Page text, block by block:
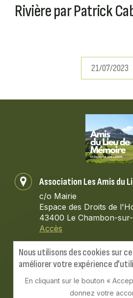
Rivière par Patrick
21/07/2023
Association Les Amis du
c/o Mairie
Espace des Droits de
43400 Le Chambon-
Accès
Contactez-nous
Nous utilisons des cookies sur
améliorer votre expérience
En cliquant sur le bouton «
donnez votre